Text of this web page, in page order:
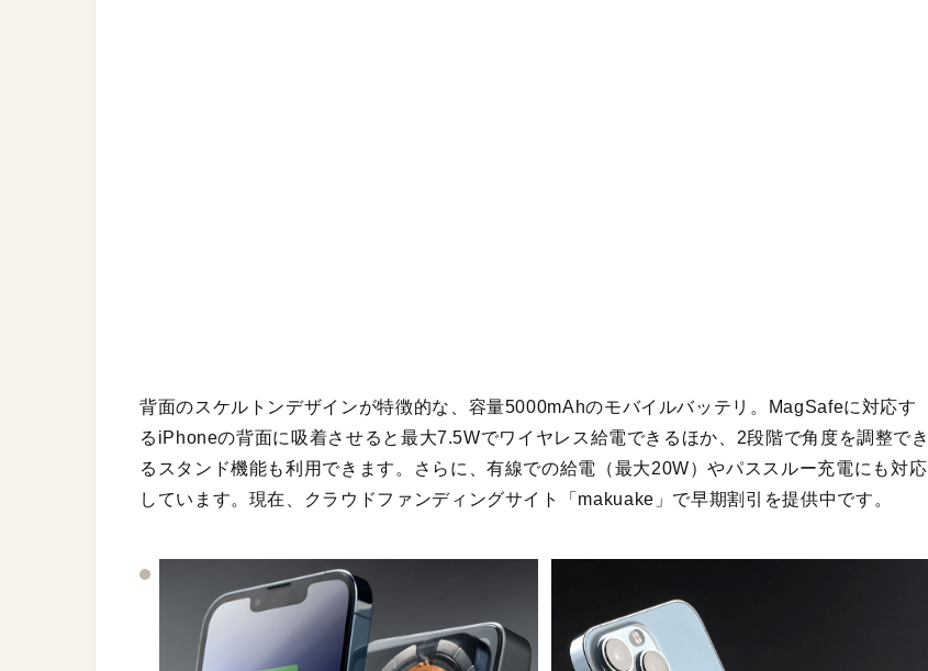
背面のスケルトンデザインが特徴的な、容量5000mAhのモバイルバッテリ。MagSafeに対応す
るiPhoneの背面に吸着させると最大7.5Wでワイヤレス給電できるほか、2段階で角度を調整でき
るスタンド機能も利用できます。さらに、有線での給電（最大20W）やパススルー充電にも対応
しています。現在、クラウドファンディングサイト「makuake」で早期割引を提供中です。